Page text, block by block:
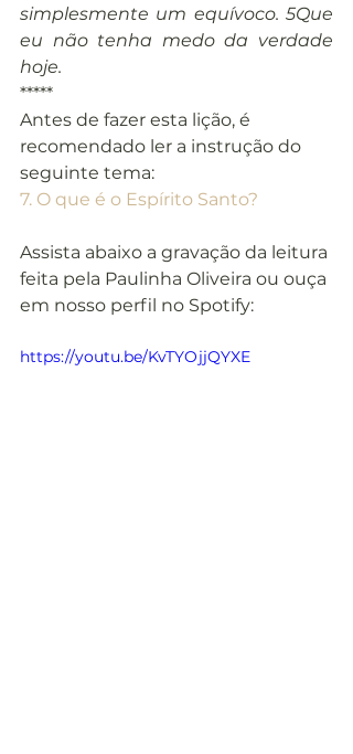
simplesmente um equívoco. 5Que
eu não tenha medo da verdade
hoje.
*****
Antes de fazer esta lição, é
recomendado ler a instrução do
seguinte tema:
7. O que é o Espírito Santo?
Assista abaixo a gravação da leitura
feita pela Paulinha Oliveira ou ouça
em nosso perfil no Spotify:
https://youtu.be/KvTYOjjQYXE